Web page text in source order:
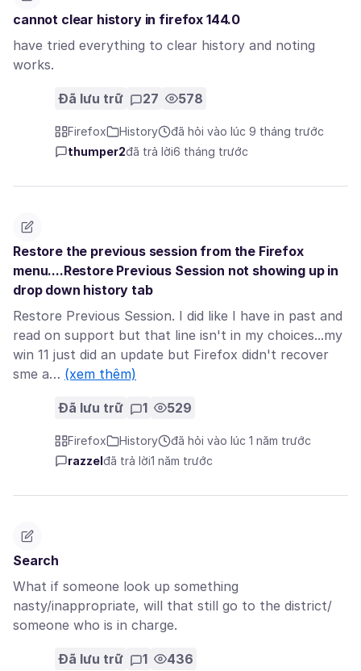
cannot clear history in firefox 144.0
have tried everything to clear history and noting
works.
Đã lưu trữ 27 578
Firefox History
đã hỏi vào lúc 9 tháng trước
thumper2đã trả lời6 tháng trước
Restore the previous session from the Firefox
menu....Restore Previous Session not showing up in
drop down history tab
Restore Previous Session. I did like I have in past and
read on support but that line isn't in my choices...my
win 11 just did an update but Firefox didn't recover
sme a… (xem thêm)
Đã lưu trữ 1 529
Firefox History
đã hỏi vào lúc 1 năm trước
razzel đã trả lời1 năm trước
Search
What if someone look up something
nasty/inappropriate, will that still go to the district/
someone who is in charge.
Đã lưu trữ 1 436